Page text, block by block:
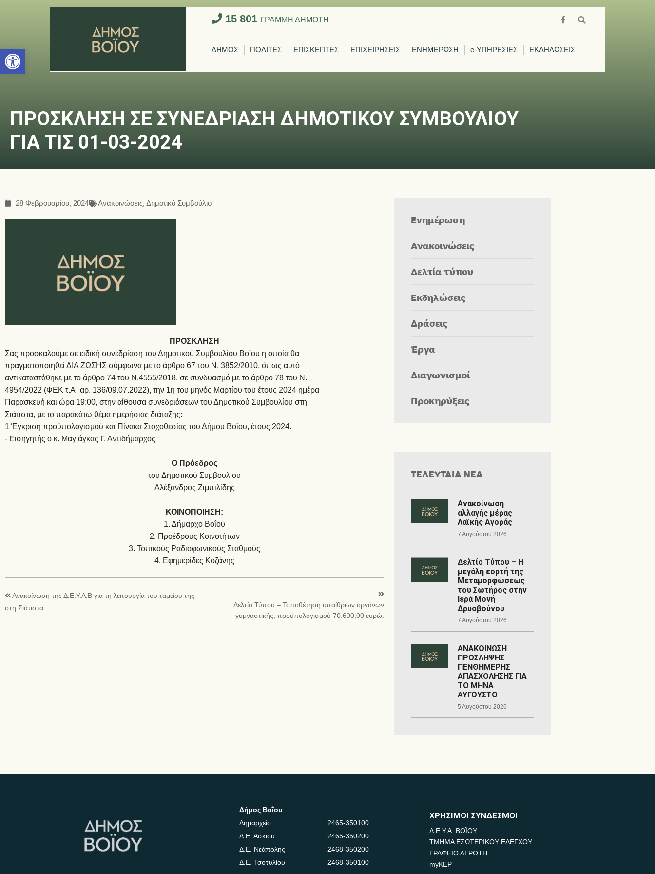
Ανοίξτε τη γραμμή εργαλείων
15 801 ΓΡΑΜΜΗ ΔΗΜΟΤΗ
ΔΗΜΟΣ ΠΟΛΙΤΕΣ ΕΠΙΣΚΕΠΤΕΣ ΕΠΙΧΕΙΡΗΣΕΙΣ ΕΝΗΜΕΡΩΣΗ e-ΥΠΗΡΕΣΙΕΣ ΕΚΔΗΛΩΣΕΙΣ
ΠΡΟΣΚΛΗΣΗ ΣΕ ΣΥΝΕΔΡΙΑΣΗ ΔΗΜΟΤΙΚΟΥ ΣΥΜΒΟΥΛΙΟΥ
ΓΙΑ ΤΙΣ 01-03-2024
28 Φεβρουαρίου, 2024 Ανακοινώσεις,Δημοτικό Συμβούλιο
ΠΡΟΣΚΛΗΣΗ
Σας προσκαλούμε σε ειδική συνεδρίαση του Δημοτικού Συμβουλίου Βοΐου η οποία θα
πραγματοποιηθεί ΔΙΑ ΖΩΣΗΣ σύμφωνα με το άρθρο 67 του Ν. 3852/2010, όπως αυτό
αντικαταστάθηκε με το άρθρο 74 του Ν.4555/2018, σε συνδυασμό με το άρθρο 78 του Ν.
4954/2022 (ΦΕΚ τ.Α΄ αρ. 136/09.07.2022), την 1η του μηνός Μαρτίου του έτους 2024 ημέρα
Παρασκευή και ώρα 19:00, στην αίθουσα συνεδριάσεων του Δημοτικού Συμβουλίου στη
Σιάτιστα, με το παρακάτω θέμα ημερήσιας διάταξης:
1 Έγκριση προϋπολογισμού και Πίνακα Στοχοθεσίας του Δήμου Βοΐου, έτους 2024.
- Εισηγητής ο κ. Μαγιάγκας Γ. Αντιδήμαρχος
Ο Πρόεδρος
του Δημοτικού Συμβουλίου
Αλέξανδρος Ζιμπιλίδης
ΚΟΙΝΟΠΟΙΗΣΗ:
1. Δήμαρχο Βοΐου
2. Προέδρους Κοινοτήτων
3. Τοπικούς Ραδιοφωνικούς Σταθμούς
4. Εφημερίδες Κοζάνης
Ανακοίνωση της Δ.Ε.Υ.Α.Β για τη λειτουργία του ταμείου της
στη Σιάτιστα.
Δελτίο Τύπου – Τοποθέτηση υπαίθριων οργάνων
γυμναστικής, προϋπολογισμού 70.600,00 ευρώ.
Ενημέρωση
Ανακοινώσεις
Δελτία τύπου
Εκδηλώσεις
Δράσεις
Έργα
Διαγωνισμοί
Προκηρύξεις
ΤΕΛΕΥΤΑΙΑ ΝΕΑ
Ανακοίνωση
αλλαγής μέρας
Λαϊκής Αγοράς
7 Αυγούστου 2026
Δελτίο Τύπου – Η
μεγάλη εορτή της
Μεταμορφώσεως
του Σωτήρος στην
Ιερά Μονή
Δρυοβούνου
7 Αυγούστου 2026
ΑΝΑΚΟΙΝΩΣΗ
ΠΡΟΣΛΗΨΗΣ
ΠΕΝΘΗΜΕΡΗΣ
ΑΠΑΣΧΟΛΗΣΗΣ ΓΙΑ
ΤΟ ΜΗΝΑ
ΑΥΓΟΥΣΤΟ
5 Αυγούστου 2026
Δήμος Βοΐου
Δημαρχείο
2465-350100
Δ.Ε. Ασκίου
2465-350200
Δ.Ε. Νεάπολης
2468-350200
Δ.Ε. Τσοτυλίου
2468-350100
ΧΡΗΣΙΜΟΙ ΣΥΝΔΕΣΜΟΙ
Δ.Ε.Υ.Α. ΒΟΪΟΥ
ΤΜΗΜΑ ΕΣΩΤΕΡΙΚΟΥ ΕΛΕΓΧΟΥ
ΓΡΑΦΕΙΟ ΑΓΡΟΤΗ
myKEP